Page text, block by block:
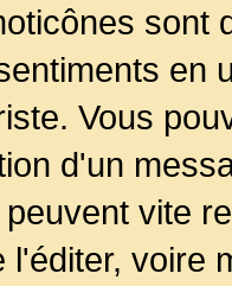
sont
en
Vous
d'un
vite
l'éditer, voire